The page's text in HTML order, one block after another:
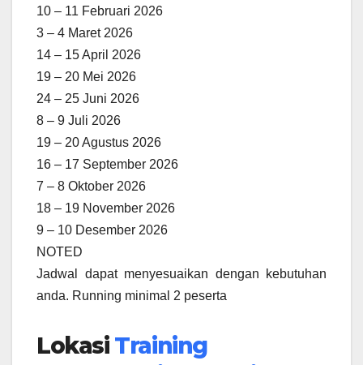
10 – 11 Februari 2026
3 – 4 Maret 2026
14 – 15 April 2026
19 – 20 Mei 2026
24 – 25 Juni 2026
8 – 9 Juli 2026
19 – 20 Agustus 2026
16 – 17 September 2026
7 – 8 Oktober 2026
18 – 19 November 2026
9 – 10 Desember 2026
NOTED
Jadwal dapat menyesuaikan dengan kebutuhan
anda. Running minimal 2 peserta
Lokasi Training